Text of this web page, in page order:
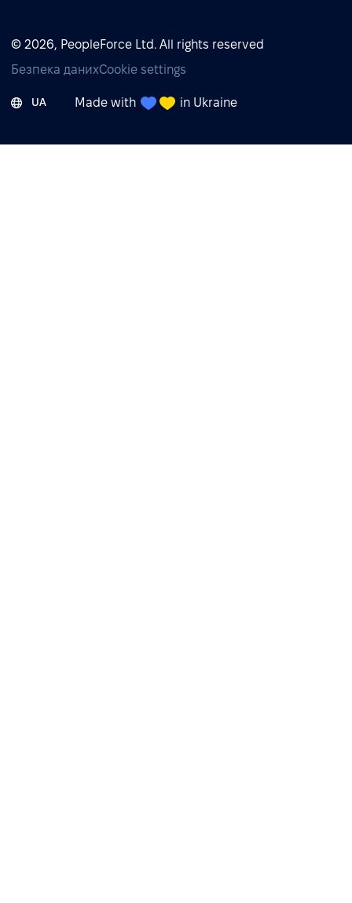
© 2026, PeopleForce Ltd. All rights reserved
Безпека данихCookie settings
UA Made with in Ukraine